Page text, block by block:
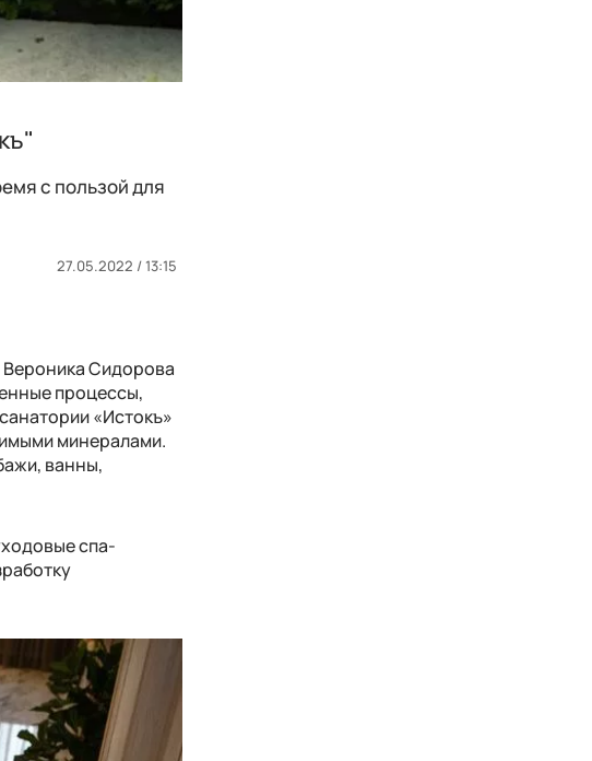
с пользой для
27.05.2022 / 13:15
Вероника Сидорова
процессы,
«Истокъ»
минералами.
ванны,
спа-